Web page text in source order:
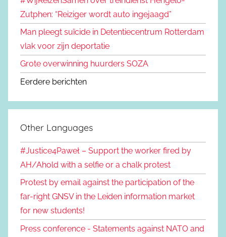
Zutphen: “Reiziger wordt auto ingejaagd”
Man pleegt suïcide in Detentiecentrum Rotterdam
vlak voor zijn deportatie
Grote overwinning huurders SOZA
Eerdere berichten
Other Languages
#Justice4Paweł – Support the worker fired by
AH/Ahold with a selfie or a chalk protest
Protest by email against the participation of the
far-right GNSV in the Leiden information market
for new students!
Press conference - Statements against NATO and